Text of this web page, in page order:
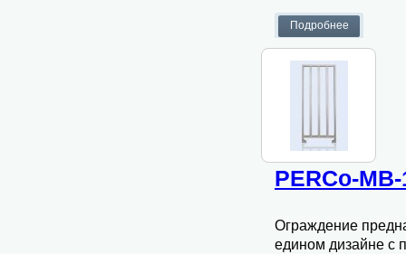
PERCo-МВ-
Ограждение
едином дизайне с